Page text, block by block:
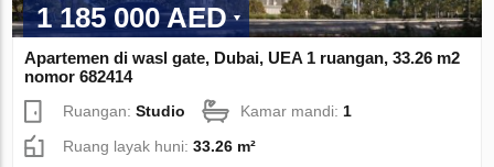
1 185 000 AED
Apartemen di wasl gate, Dubai, UEA 1 ruangan, 33.26 m2
nomor 682414
Ruangan:Studio Kamar mandi: 1
Ruang layak huni:33.26 m²